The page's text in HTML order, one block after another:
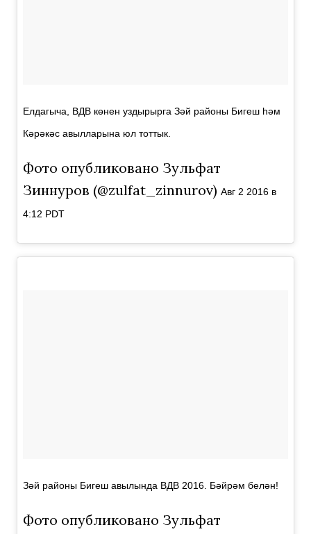
Елдагыча, ВДВ көнен уздырырга Зәй районы Бигеш һәм
Кәрәкәс авылларына юл тоттык.
Фото опубликовано Зульфат
Зиннуров (@zulfat_zinnurov) Авг 2 2016 в
4:12 PDT
Зәй районы Бигеш авылында ВДВ 2016. Бәйрәм белән!
Фото опубликовано Зульфат